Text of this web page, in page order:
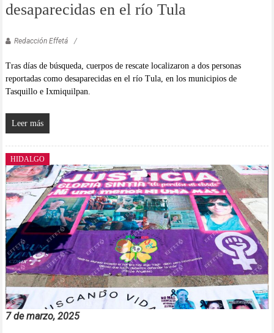
desaparecidas en el río Tula
Redacción Effetá
Tras días de búsqueda, cuerpos de rescate localizaron a dos personas
reportadas como desaparecidas en el río Tula, en los municipios de
Tasquillo e Ixmiquilpan.
Leer más
HIDALGO
7 de marzo, 2025